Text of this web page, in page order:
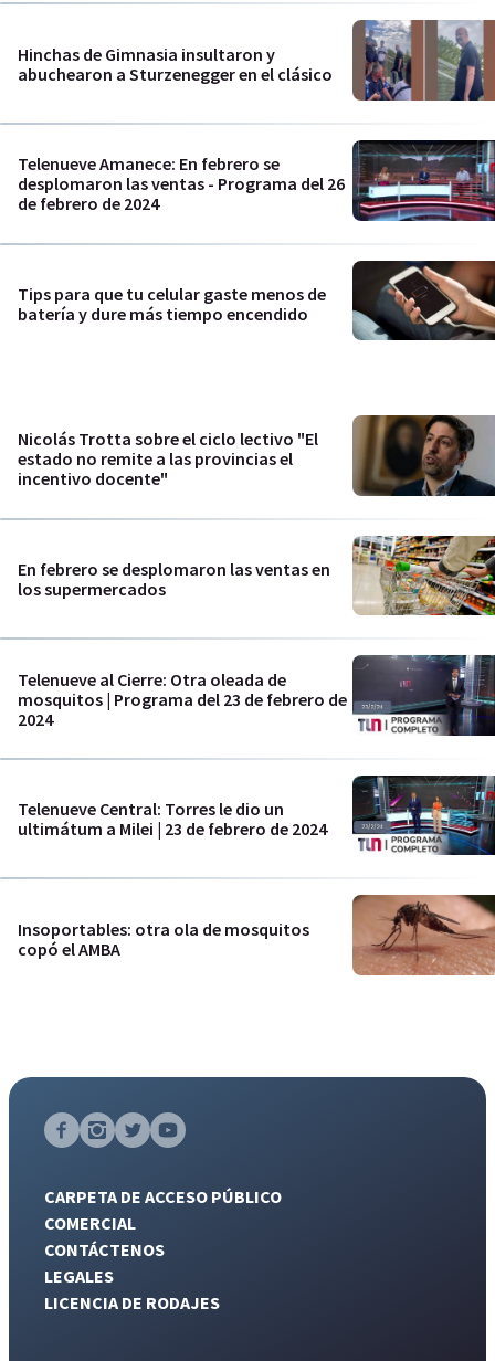
Hinchas de Gimnasia insultaron y
abuchearon a Sturzenegger en el clásico
Telenueve Amanece: En febrero se
desplomaron las ventas - Programa del 26
de febrero de 2024
Tips para que tu celular gaste menos de
batería y dure más tiempo encendido
Nicolás Trotta sobre el ciclo lectivo "El
estado no remite a las provincias el
incentivo docente"
En febrero se desplomaron las ventas en
los supermercados
Telenueve al Cierre: Otra oleada de
mosquitos | Programa del 23 de febrero de
2024
Telenueve Central: Torres le dio un
ultimátum a Milei | 23 de febrero de 2024
Insoportables: otra ola de mosquitos
copó el AMBA
CARPETA DE ACCESO PÚBLICO
COMERCIAL
CONTÁCTENOS
LEGALES
LICENCIA DE RODAJES